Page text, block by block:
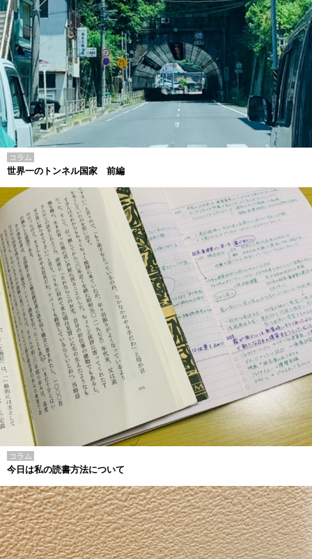
コラム
世界一のトンネル国家 前編
コラム
今日は私の読書方法について